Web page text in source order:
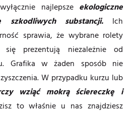
najlepsze ekologiczne
szkodliwych substancji.Ich
sprawia, że wybrane rolety
się prezentują niezależnie od
Grafika w żaden sposób nie
W przypadku kurzu lub
wziąć mokrą ściereczkę i
to właśnie u nas znajdziesz